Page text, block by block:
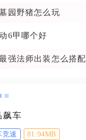
园野猪怎么玩
6甲哪个好
强法师出装怎么搭配
飙车
竞速 81.94MB